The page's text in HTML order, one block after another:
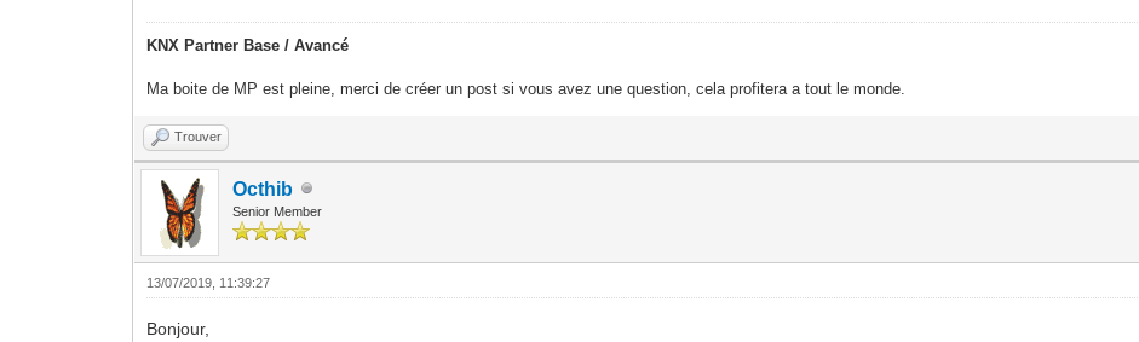
KNX Partner Base / Avancé
Ma boite de MP est pleine, merci de créer un post si vous avez une question, cela profitera a tout le monde.
Trouver
Octhib
Senior Member
13/07/2019, 11:39:27
Bonjour,